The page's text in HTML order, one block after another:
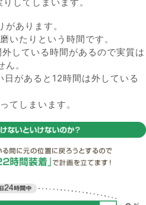
あります。
いたりという時間です。
している時間があるので実質は
。
があると12時間は外している
てしまいます。